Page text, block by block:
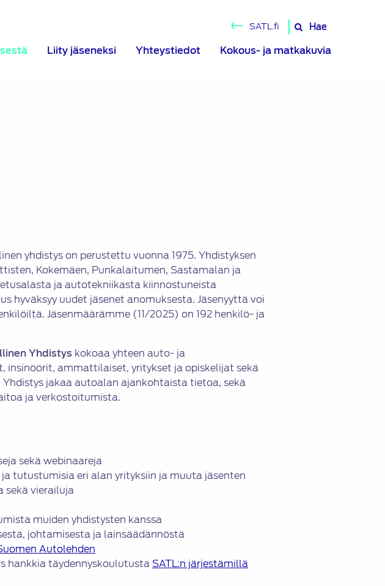
SATL.fi
Hae
Hae
Liity jäseneksi Yhteystiedot Kokous- ja matkakuvia
yhdistys on perustettu vuonna 1975. Yhdistyksen
Kokemäen, Punkalaitumen, Sastamalan ja
ja autotekniikasta kiinnostuneista
hyväksyy uudet jäsenet anomuksesta. Jäsenyyttä voi
Jäsenmäärämme (11/2025) on 192 henkilö- ja
Yhdistys kokoaa yhteen auto- ja
insinöörit, ammattilaiset, yritykset ja opiskelijat sekä
jakaa autoalan ajankohtaista tietoa, sekä
ja verkostoitumista.
sekä webinaareja
tutustumisia eri alan yrityksiin ja muuta jäsenten
vierailuja
muiden yhdistysten kanssa
johtamisesta ja lainsäädännöstä
Autolehden
hankkia täydennyskoulutustaSATL:n järjestämillä